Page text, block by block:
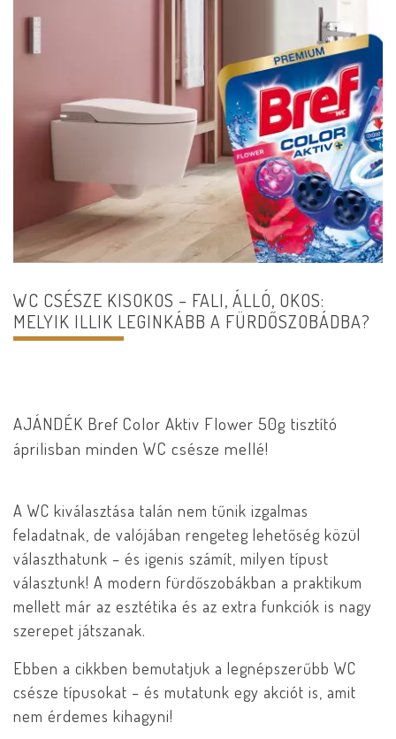
WC CSÉSZE KISOKOS – FALI, ÁLLÓ, OKOS:
MELYIK ILLIK LEGINKÁBB A FÜRDŐSZOBÁDBA?
AJÁNDÉK Bref Color Aktiv Flower 50g tisztító
áprilisban minden WC csésze mellé!
A WC kiválasztása talán nem tűnik izgalmas
feladatnak, de valójában rengeteg lehetőség közül
választhatunk – és igenis számít, milyen típust
választunk! A modern fürdőszobákban a praktikum
mellett már az esztétika és az extra funkciók is nagy
szerepet játszanak.
Ebben a cikkben bemutatjuk a legnépszerűbb WC
csésze típusokat – és mutatunk egy akciót is, amit
nem érdemes kihagyni!